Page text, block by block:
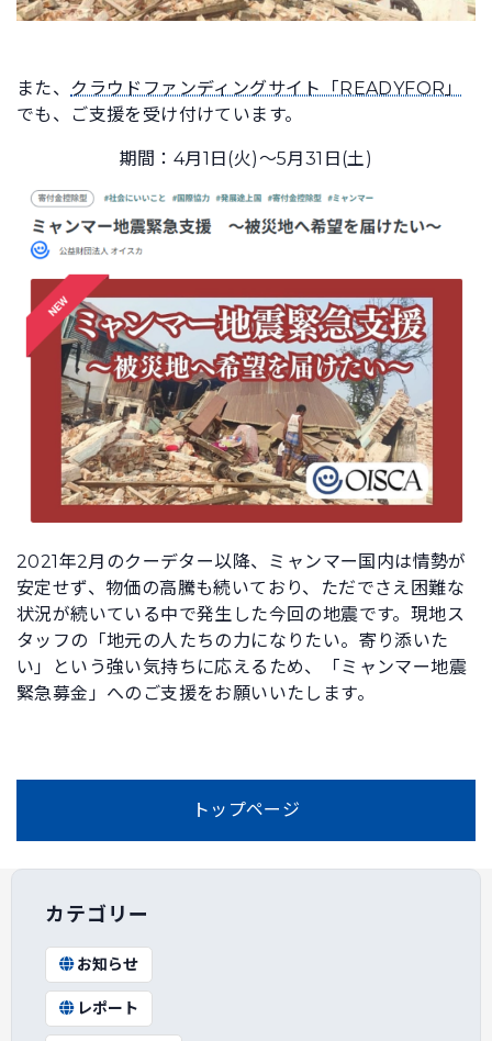
また、 クラウドファンディングサイト「READYFOR」
でも、ご支援を受け付けています。
期間：4月1日(火)～5月31日(土)
2021年2月のクーデター以降、ミャンマー国内は情勢が
安定せず、物価の高騰も続いており、ただでさえ困難な
状況が続いている中で発生した今回の地震です。現地ス
タッフの「地元の人たちの力になりたい。寄り添いた
い」という強い気持ちに応えるため、「ミャンマー地震
緊急募金」へのご支援をお願いいたします。
トップページ
カテゴリー
お知らせ
レポート